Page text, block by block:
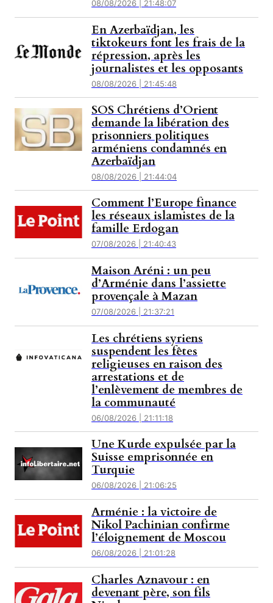
08/08/2026 | 21:48:07
En Azerbaïdjan, les
tiktokeurs font les frais de la
répression, après les
journalistes et les opposants
08/08/2026 | 21:45:48
SOS Chrétiens d’Orient
demande la libération des
prisonniers politiques
arméniens condamnés en
Azerbaïdjan
08/08/2026 | 21:44:04
Comment l’Europe finance
les réseaux islamistes de la
famille Erdogan
07/08/2026 | 21:40:43
Maison Aréni : un peu
d’Arménie dans l’assiette
provençale à Mazan
07/08/2026 | 21:37:21
Les chrétiens syriens
suspendent les fêtes
religieuses en raison des
arrestations et de
l’enlèvement de membres de
la communauté
06/08/2026 | 21:11:18
Une Kurde expulsée par la
Suisse emprisonnée en
Turquie
06/08/2026 | 21:06:25
Arménie : la victoire de
Nikol Pachinian confirme
l’éloignement de Moscou
06/08/2026 | 21:01:28
Charles Aznavour : en
devenant père, son fils